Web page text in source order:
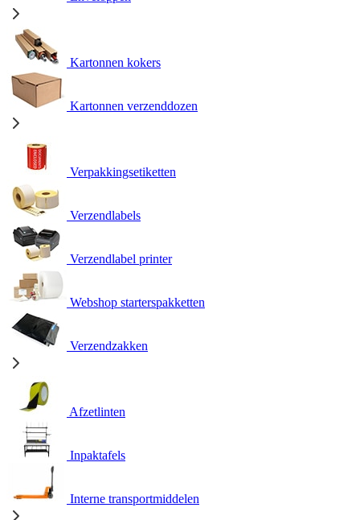
Kartonnen kokers
Kartonnen verzenddozen
Verpakkingsetiketten
Verzendlabels
Verzendlabel printer
Webshop starterspakketten
Verzendzakken
Afzetlinten
Inpaktafels
Interne transportmiddelen